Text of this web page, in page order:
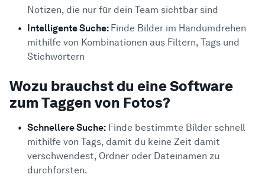
Notizen, die nur für dein Team sichtbar sind
Intelligente Suche: Finde Bilder im Handumdrehen
mithilfe von Kombinationen aus Filtern, Tags und
Stichwörtern
Wozu brauchst du eine Software
zum Taggen von Fotos?
Schnellere Suche: Finde bestimmte Bilder schnell
mithilfe von Tags, damit du keine Zeit damit
verschwendest, Ordner oder Dateinamen zu
durchforsten.